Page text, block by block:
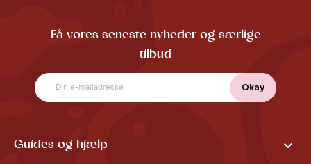
Få vores seneste nyheder og særlige
tilbud
Guides og hjælp 